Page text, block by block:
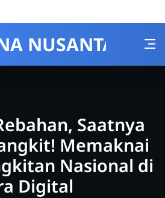
NUSANTARA
Saatnya
Memaknai
Nasional di
Digital